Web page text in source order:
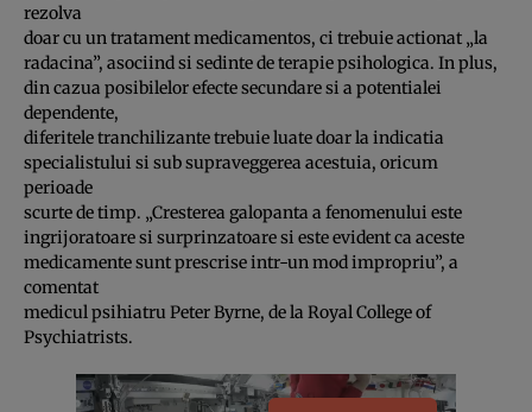
rezolva
doar cu un tratament medicamentos, ci trebuie actionat „la
radacina”, asociind si sedinte de terapie psihologica. In plus,
din cazua posibilelor efecte secundare si a potentialei
dependente,
diferitele tranchilizante trebuie luate doar la indicatia
specialistului si sub supraveggerea acestuia, oricum
perioade
scurte de timp. „Cresterea galopanta a fenomenului este
ingrijoratoare si surprinzatoare si este evident ca aceste
medicamente sunt prescrise intr-un mod impropriu”, a
comentat
medicul psihiatru Peter Byrne, de la Royal College of
Psychiatrists.